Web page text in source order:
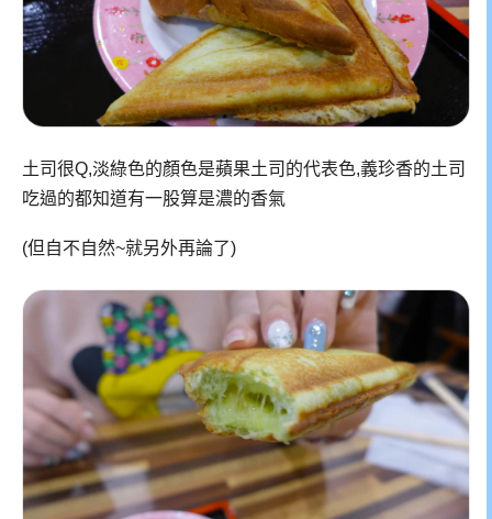
土司很Q,淡綠色的顏色是蘋果土司的代表色,義珍香的土司
吃過的都知道有一股算是濃的香氣
(但自不自然~就另外再論了)